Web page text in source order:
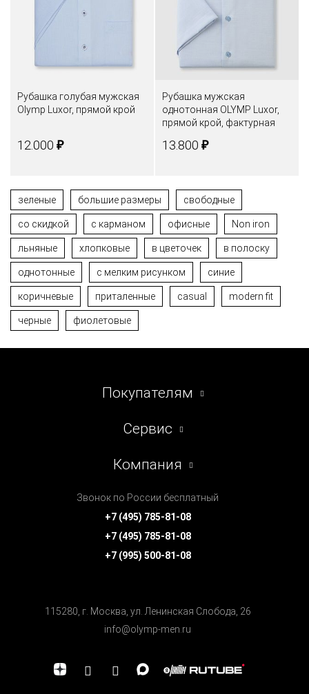
Рубашка голубая мужская
Olymp Luxor, прямой крой
12.000 ₽
Рубашка мужская
однотонная OLYMP Luxor,
прямой крой, фактурная
13.800 ₽
зеленые большие размеры свободные
со скидкой с карманом офисные Non iron
льняные хлопковые в цветочек в полоску
однотонные с мелким рисунком синие
коричневые приталенные casual modern fit
черные фиолетовые
Покупателям
Сервис
Компания
Звонок по России бесплатный
+7 (495) 785-81-08
+7 (495) 785-81-08
+7 (995) 500-81-08
115280, г. Москва, ул. Ленинская Cлобода, 26
info@olymp-men.ru